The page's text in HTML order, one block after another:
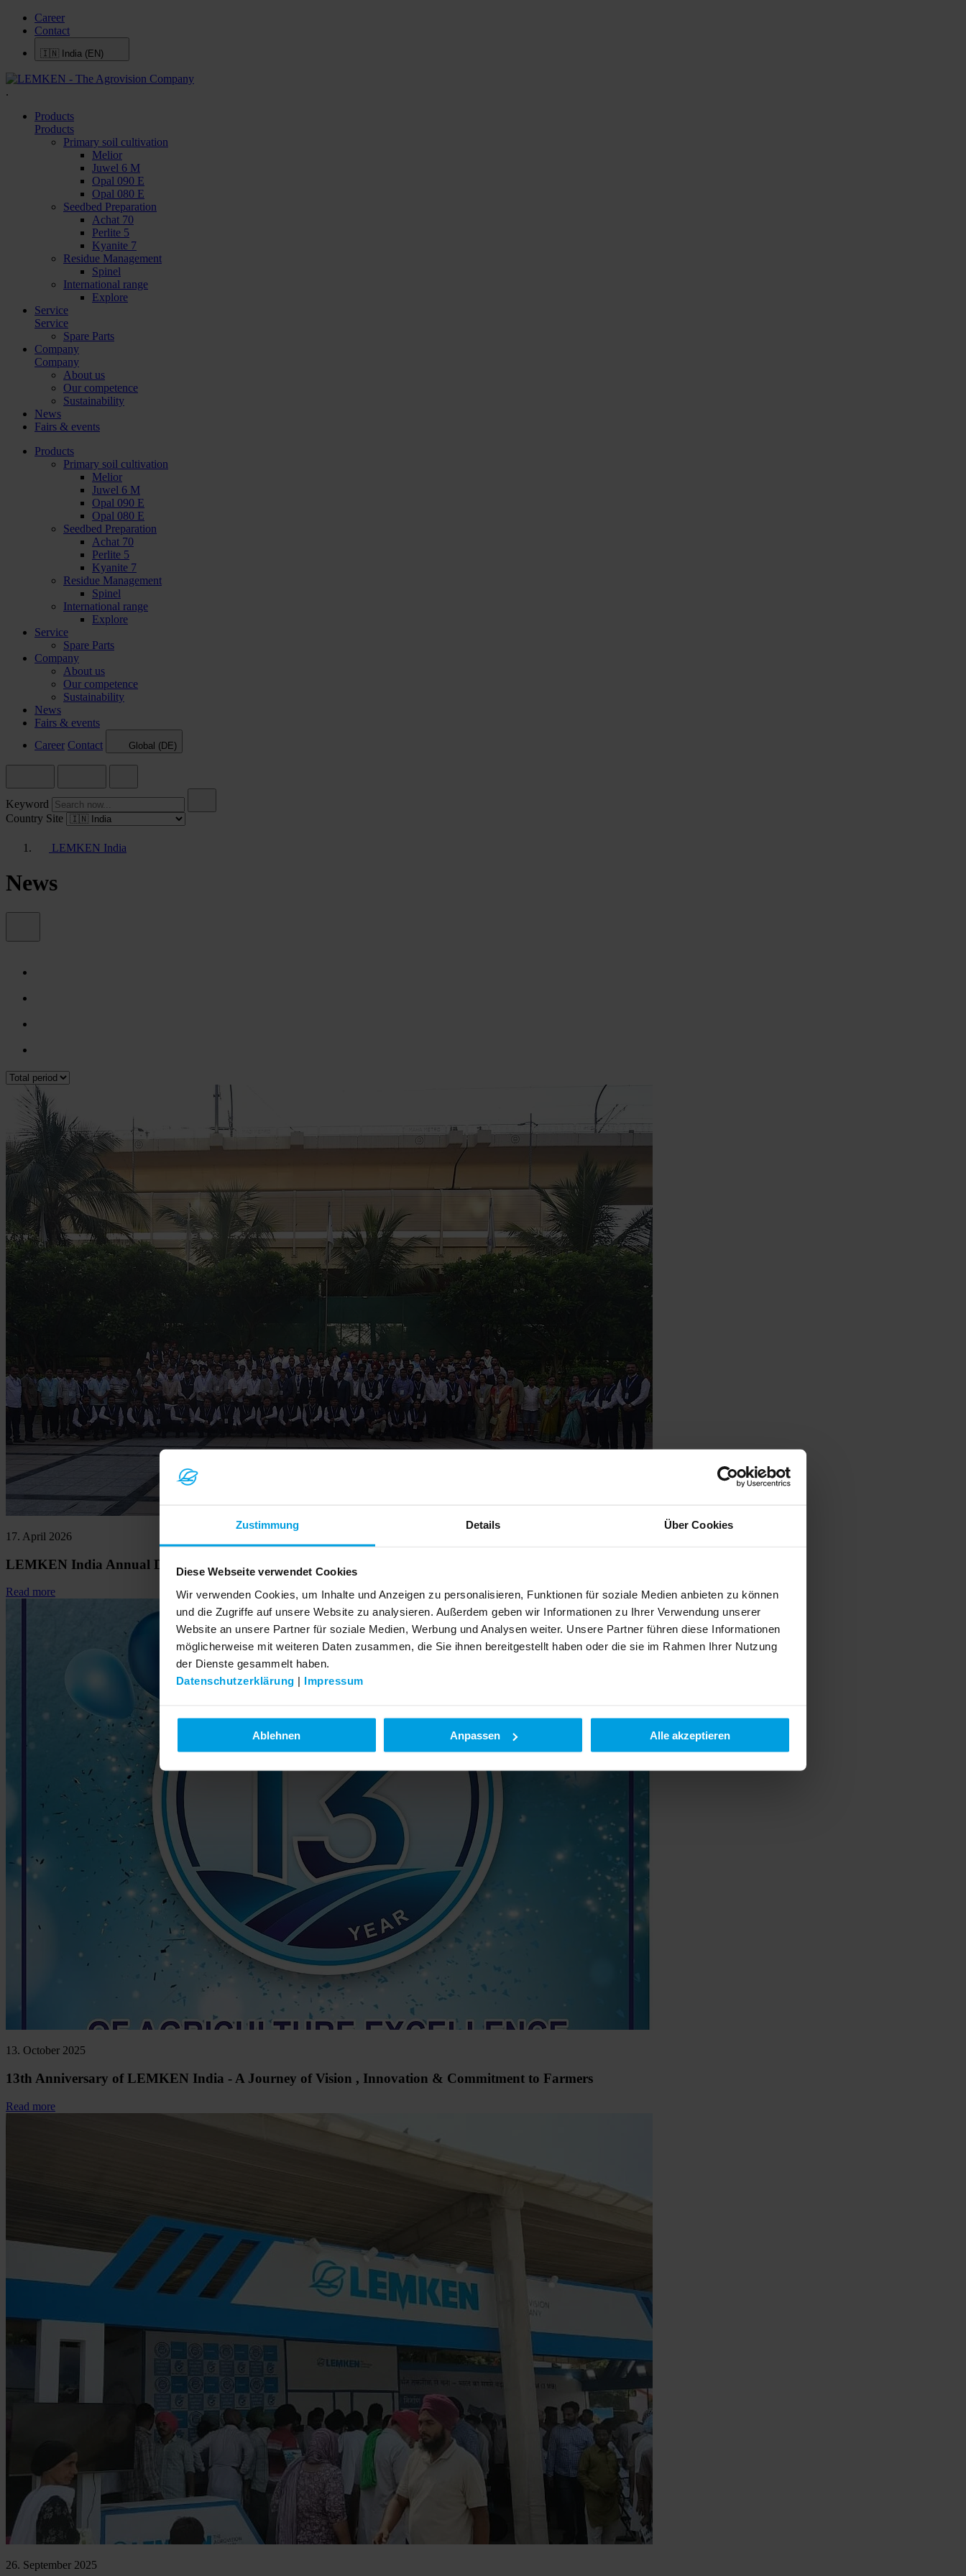
Zustimmung Details Über Cookies
Diese Webseite verwendet Cookies
Wir verwenden Cookies, um Inhalte und Anzeigen zu personalisieren, Funktionen für soziale Medien anbieten zu können
und die Zugriffe auf unsere Website zu analysieren. Außerdem geben wir Informationen zu Ihrer Verwendung unserer
Website an unsere Partner für soziale Medien, Werbung und Analysen weiter. Unsere Partner führen diese Informationen
möglicherweise mit weiteren Daten zusammen, die Sie ihnen bereitgestellt haben oder die sie im Rahmen Ihrer Nutzung
der Dienste gesammelt haben.
Datenschutzerklärung | Impressum
Ablehnen Anpassen Alle akzeptieren
Career
Contact
🇮🇳 India (EN)
.
Products
Products
Primary soil cultivation
Melior
Juwel 6 M
Opal 090 E
Opal 080 E
Seedbed Preparation
Achat 70
Perlite 5
Kyanite 7
Residue Management
Spinel
International range
Explore
Service
Service
Spare Parts
Company
Company
About us
Our competence
Sustainability
News
Fairs & events
Products
Primary soil cultivation
Melior
Juwel 6 M
Opal 090 E
Opal 080 E
Seedbed Preparation
Achat 70
Perlite 5
Kyanite 7
Residue Management
Spinel
International range
Explore
Service
Spare Parts
Company
About us
Our competence
Sustainability
News
Fairs & events
Career Contact Global (DE)
Keyword
Country Site
LEMKEN India
News
17. April 2026
LEMKEN India Annual Dealer Conference 2026
Read more
13. October 2025
13th Anniversary of LEMKEN India - A Journey of Vision , Innovation & Commitment to Farmers
Read more
26. September 2025